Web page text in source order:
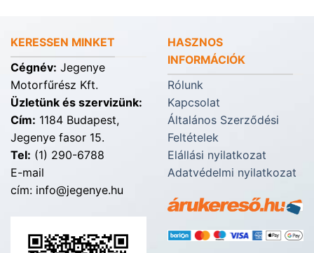
KERESSEN MINKET
Cégnév: Jegenye
Motorfűrész Kft.
Üzletünk és szervizünk:
Cím: 1184 Budapest,
Jegenye fasor 15.
Tel: (1) 290-6788
E-mail
cím: info@jegenye.hu
HASZNOS
INFORMÁCIÓK
Rólunk
Kapcsolat
Általános Szerződési
Feltételek
Elállási nyilatkozat
Adatvédelmi nyilatkozat